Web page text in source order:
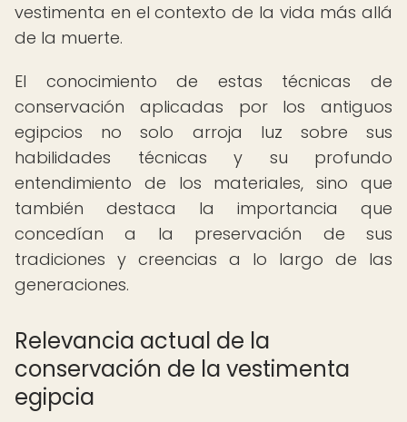
vestimenta en el contexto de la vida más allá
de la muerte.
El conocimiento de estas técnicas de
conservación aplicadas por los antiguos
egipcios no solo arroja luz sobre sus
habilidades técnicas y su profundo
entendimiento de los materiales, sino que
también destaca la importancia que
concedían a la preservación de sus
tradiciones y creencias a lo largo de las
generaciones.
Relevancia actual de la
conservación de la vestimenta
egipcia